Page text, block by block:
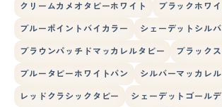
クリームカメオタビーホワイト ブラックホワ
ブルーポイントバイカラー シェーデットシル
ブラウンパッチドマッカレルタビー ブラック
ブルータビーホワイトバン シルバーマッカレ
レッドクラシックタビー シェーデットゴール